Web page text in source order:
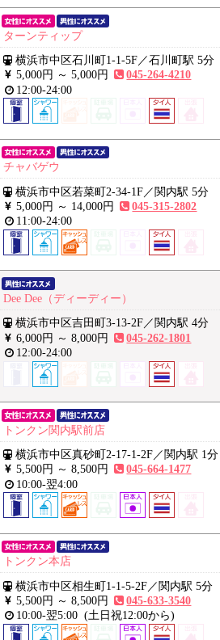
ターンティップ
横浜市中区石川町1-1-5F／石川町駅 5分
5,000円 ～5,000円
045-264-4210
12:00-24:00
チャバゲウ
横浜市中区若菜町2-34-1F／関内駅 5分
5,000円 ～ 14,000円
045-315-2802
11:00-24:00
Dee Dee（ディーディー）
横浜市中区吉田町3-13-2F／関内駅 4分
6,000円 ～8,000円
045-262-1801
12:00-24:00
トンクン関内駅前店
横浜市中区真砂町2-17-1-2F／関内駅 1分
5,500円 ～8,500円
045-664-1477
10:00-翌4:00
トンクン本店
横浜市中区相生町1-1-5-2F／関内駅 5分
5,500円 ～8,500円
045-633-3540
10:00-翌5:00 (土日祝12:00から)